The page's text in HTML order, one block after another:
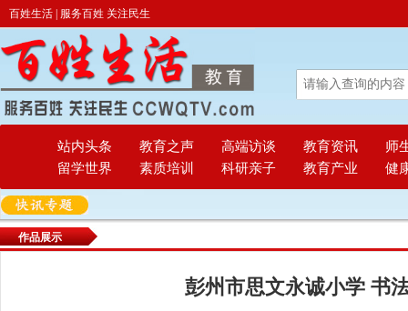
百姓生活 | 服务百姓 关注民生
站内头条 教育之声 高端访谈 教育资讯
师
留学世界
素质培训 科研亲子 教育产业 健
作品展示
彭州市思文永诚小学 书